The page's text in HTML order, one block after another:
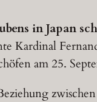
in Japan
Kardinal
am 25.